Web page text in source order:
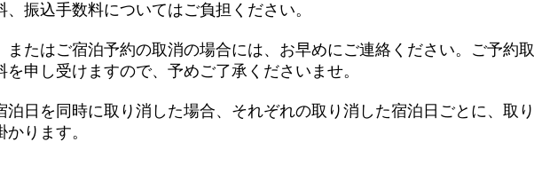
振込手数料についてはご負担ください。
またはご宿泊予約の取消の場合には、お早めにご連絡ください。ご予約取
申し受けますので、予めご了承くださいませ。
日を同時に取り消した場合、それぞれの取り消した宿泊日ごとに、取り
ります。